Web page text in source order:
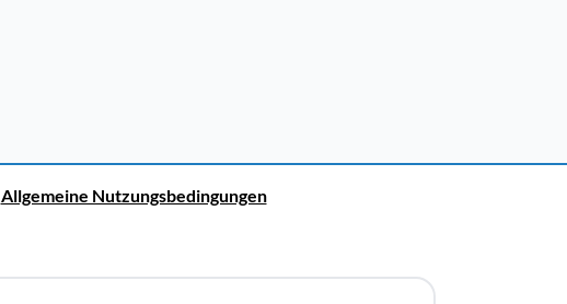
Allgemeine Nutzungsbedingungen